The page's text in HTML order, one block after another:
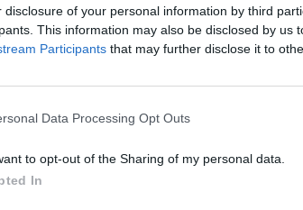
disclosure of your personal information by third
This information may also be disclosed by us
Participants that may further disclose it to
Data Processing Opt Outs
to opt-out of the Sharing of my personal data.
In